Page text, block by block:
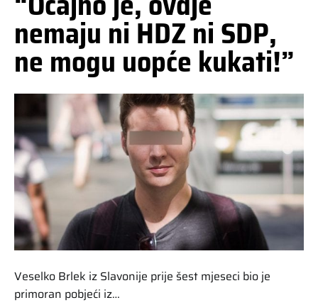
nemaju ni HDZ ni SDP,
ne mogu uopće kukati!”
Veselko Brlek iz Slavonije prije šest mjeseci bio je
primoran pobjeći iz…